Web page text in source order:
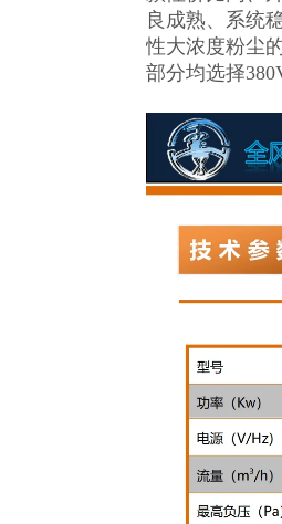
良成熟、系统
性大浓度粉尘
部分均选择